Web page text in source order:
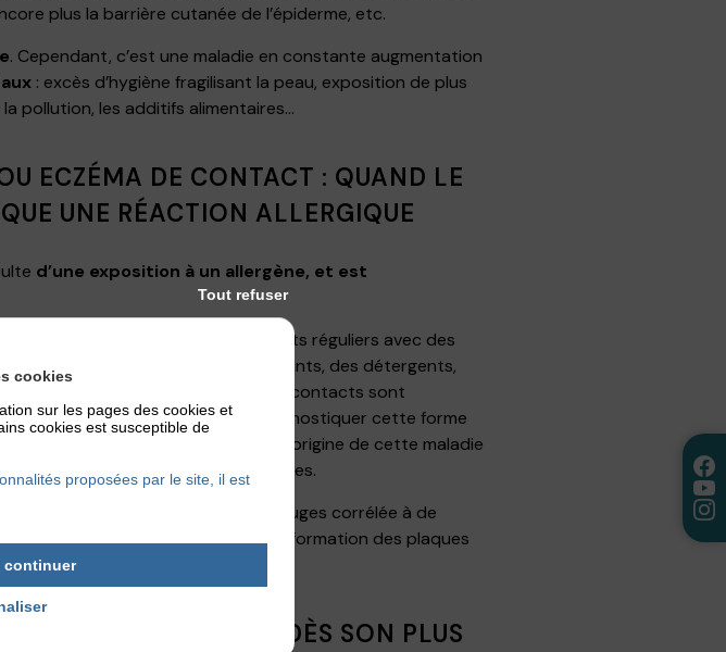
plus la barrière cutanée de l’épiderme, etc.
. Cependant, c’est une maladie en constante augmentation
: excès d’hygiène fragilisant la peau, exposition de plus
pollution, les additifs alimentaires…
ECZÉMA DE CONTACT : QUAND LE
UNE RÉACTION ALLERGIQUE
d’une exposition à un allergène, et est
. La cause ? Des contacts réguliers avec des
chimiques irritants, des solvants, des détergents,
). Lorsque les contacts sont
de contact chronique. Pour diagnostiquer cette forme
pour comprendre quelle est l’origine de cette maladie
allergie pour atténuer les symptômes.
: apparition de plaques rouges corrélée à de
de vésicules suintantes et transformation des plaques
SE DÉMANGE DÈS SON PLUS
cookies
sur les pages des cookies et
cookies est susceptible de
proposées par le site, il est
continuer
Tout refuser